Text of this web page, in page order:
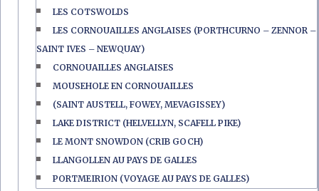
LES COTSWOLDS
LES CORNOUAILLES ANGLAISES (PORTHCURNO – ZENNOR –
SAINT IVES – NEWQUAY)
CORNOUAILLES ANGLAISES
MOUSEHOLE EN CORNOUAILLES
(SAINT AUSTELL, FOWEY, MEVAGISSEY)
LAKE DISTRICT (HELVELLYN, SCAFELL PIKE)
LE MONT SNOWDON (CRIB GOCH)
LLANGOLLEN AU PAYS DE GALLES
PORTMEIRION (VOYAGE AU PAYS DE GALLES)